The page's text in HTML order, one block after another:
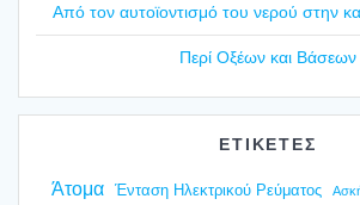
Από τον αυτοϊ­ο­ντι­σμό του νερού στην
Περί Οξέ­ων και Βάσε­ων
ΕΤΙΚΕΤΕΣ
Άτομα Ένταση Ηλεκτρικού Ρεύματος